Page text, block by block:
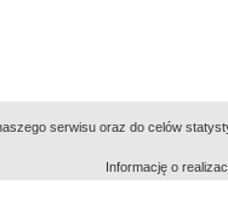
tematyczny
serwisu oraz do celów
Informację o